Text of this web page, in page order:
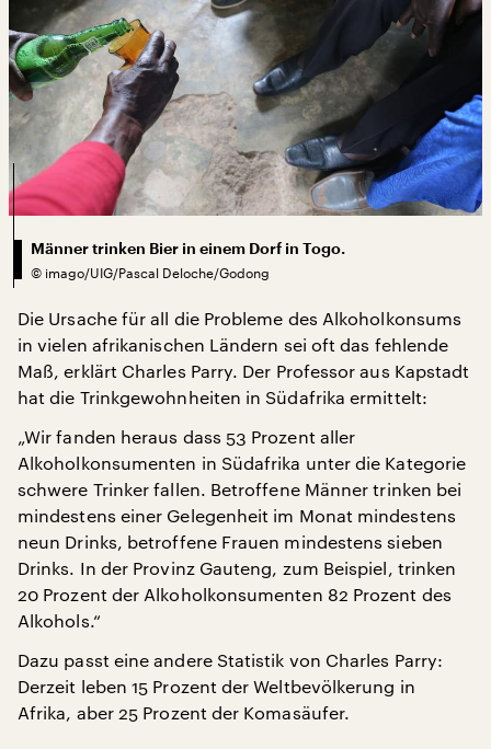
Männer trinken Bier in einem Dorf in Togo.
© imago/UIG/Pascal Deloche/Godong
Die Ursache für all die Probleme des Alkoholkonsums
in vielen afrikanischen Ländern sei oft das fehlende
Maß, erklärt Charles Parry. Der Professor aus Kapstadt
hat die Trinkgewohnheiten in Südafrika ermittelt:
„Wir fanden heraus dass 53 Prozent aller
Alkoholkonsumenten in Südafrika unter die Kategorie
schwere Trinker fallen. Betroffene Männer trinken bei
mindestens einer Gelegenheit im Monat mindestens
neun Drinks, betroffene Frauen mindestens sieben
Drinks. In der Provinz Gauteng, zum Beispiel, trinken
20 Prozent der Alkoholkonsumenten 82 Prozent des
Alkohols.“
Dazu passt eine andere Statistik von Charles Parry:
Derzeit leben 15 Prozent der Weltbevölkerung in
Afrika, aber 25 Prozent der Komasäufer.